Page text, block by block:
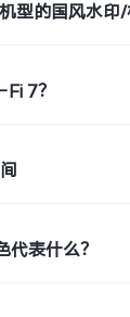
型的国风水印
7？
代表什么？